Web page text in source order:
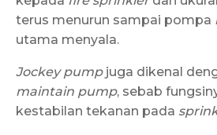
terus menurun sampai pompa
utama menyala.
Jockey pumpjuga dikenal
maintain pump, sebab
kestabilan tekanan pada